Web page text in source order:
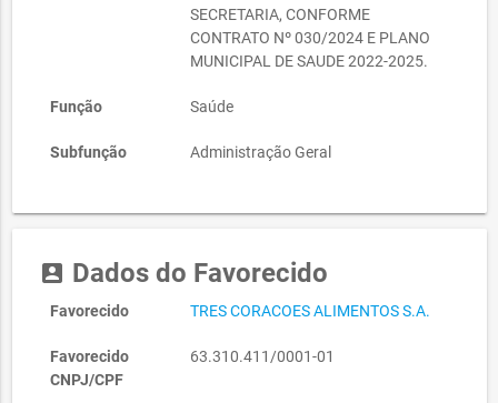
SECRETARIA, CONFORME
CONTRATO Nº 030/2024 E PLANO
MUNICIPAL DE SAUDE 2022-2025.
Função Saúde
Subfunção Administração Geral
account_box Dados do Favorecido
Favorecido TRES CORACOES ALIMENTOS S.A.
Favorecido
CNPJ/CPF
63.310.411/0001-01